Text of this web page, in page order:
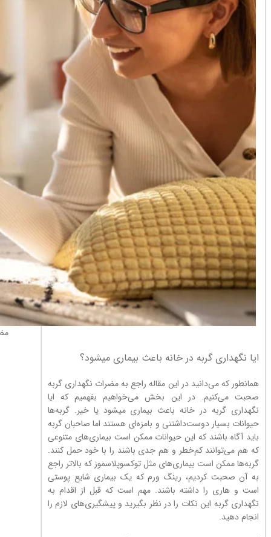
ایا نگهداری گربه در خانه باعث بیماری میشود؟
همانطور که می‌دانید در این مقاله راجع به مضرات نگهداری گربه
صحبت می‌کنیم. در این بخش می‌خواهیم بفهمیم که ایا
نگهداری گربه در خانه باعث بیماری میشود یا خیر. گربه‌ها
حیوانات بسیار دوست‌داشتنی و بامزه‌ای هستند اما صاحبان گربه
باید آگاه باشند که این حیوانات ممکن است بیماری‌های متنوعی
که هم می‌توانند کم‌خطر و هم جدی باشند را با خود حمل کنند.
گربه‌ها ممکن است بیماری‌های مثل توکسوپلاسموز که بالاتر راجع
به آن صحبت کردیم، رینگ ورم که یک بیماری شایع پوستی
است و هاری را داشته باشند. مهم است که قبل از اقدام به
نگهداری گربه این نکات را در نظر بگیرید و پیشگیری‌های لازم را
انجام دهید.